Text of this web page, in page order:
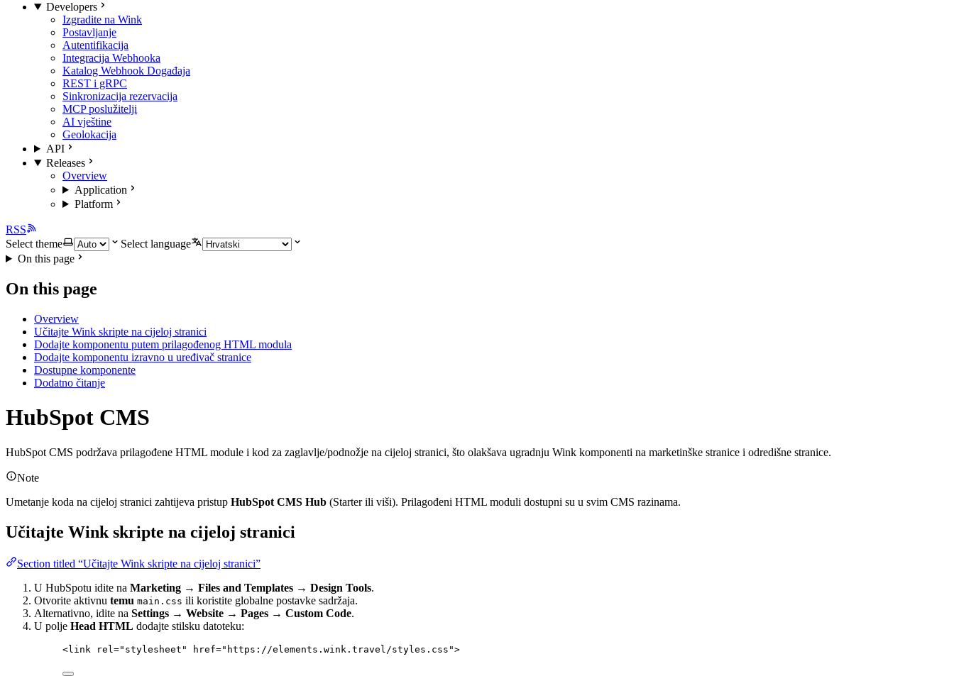
Developers
Izgradite na Wink
Postavljanje
Autentifikacija
Integracija Webhooka
Katalog Webhook Događaja
REST i gRPC
Sinkronizacija rezervacija
MCP poslužitelji
AI vještine
Geolokacija
API
Releases
Overview
Application
Platform
RSS
Select theme
Select language
On this page
On this page
Overview
Učitajte Wink skripte na cijeloj stranici
Dodajte komponentu putem prilagođenog HTML modula
Dodajte komponentu izravno u uređivač stranice
Dostupne komponente
Dodatno čitanje
HubSpot CMS
HubSpot CMS podržava prilagođene HTML module i kod za zaglavlje/podnožje na cijeloj stranici, što olakšava ugradnju Wink komponenti na marketinške stranice i odredišne stranice.
Note
Umetanje koda na cijeloj stranici zahtijeva pristup HubSpot CMS Hub (Starter ili viši). Prilagođeni HTML moduli dostupni su u svim CMS razinama.
Učitajte Wink skripte na cijeloj stranici
Section titled “Učitajte Wink skripte na cijeloj stranici”
U HubSpotu idite na Marketing → Files and Templates → Design Tools.
Otvorite aktivnu temu main.css ili koristite globalne postavke sadržaja.
Alternativno, idite na Settings → Website → Pages → Custom Code.
U polje Head HTML dodajte stilsku datoteku:
<link rel =" stylesheet " href=" https://elements.wink.travel/styles.css ">